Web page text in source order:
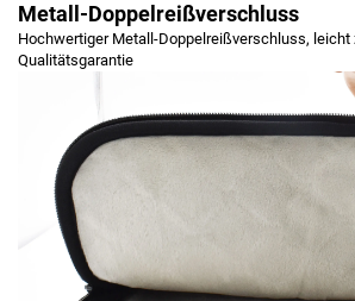
Metall-Doppelreißverschluss
Hochwertiger Metall-Doppelreißverschluss, leicht
Qualitätsgarantie